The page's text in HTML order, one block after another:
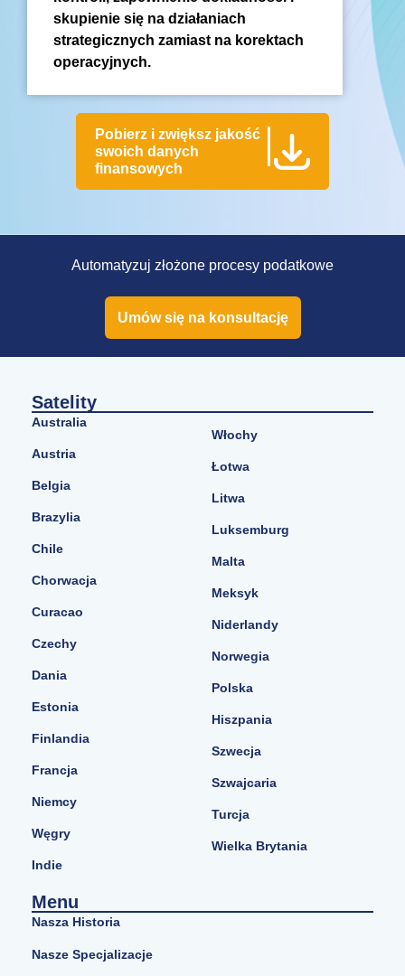
skupienie się na działaniach
strategicznych zamiast na korektach
operacyjnych.
Pobierz i zwiększ jakość
swoich danych
finansowych
Automatyzuj złożone procesy podatkowe
Umów się na konsultację
Satelity
Australia
Austria
Belgia
Brazylia
Chile
Chorwacja
Curacao
Czechy
Dania
Estonia
Finlandia
Francja
Niemcy
Węgry
Indie
Włochy
Łotwa
Litwa
Luksemburg
Malta
Meksyk
Niderlandy
Norwegia
Polska
Hiszpania
Szwecja
Szwajcaria
Turcja
Wielka Brytania
Menu
Nasza Historia
Nasze Specjalizacje